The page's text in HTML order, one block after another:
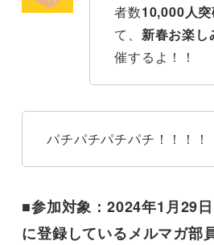
者数10,000人
て、 新春お楽し
催するよ！！
パチパチパチパチ！！！！
■参加対象： 2024年1月29
に登録しているメルマガ部